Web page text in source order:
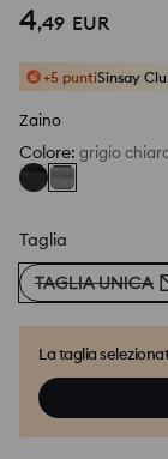
4,49 EUR
+5 puntiSinsay
Zaino
Colore: grigio
Taglia
TAGLIA UNICA
La taglia